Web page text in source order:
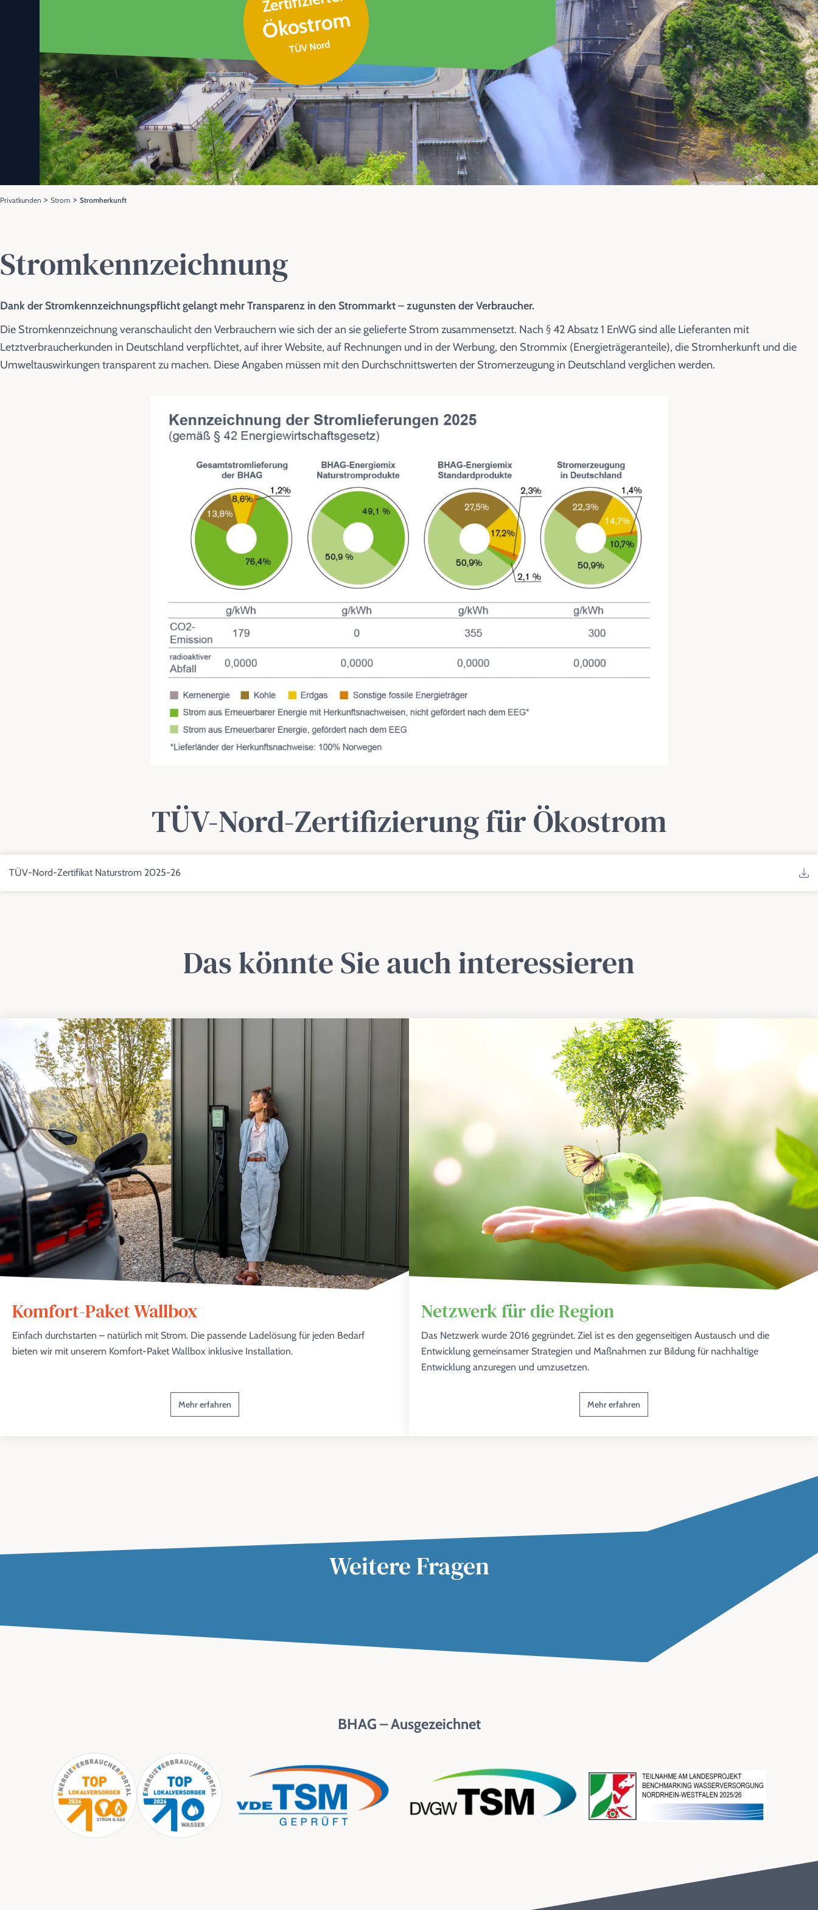
Ökostrom
TÜV Nord
Privatkunden > Strom > Stromherkunft
Stromkennzeichnung
Dank der Stromkennzeichnungspflicht gelangt mehr Transparenz in den Strommarkt – zugunsten der Verbraucher.
Die Stromkennzeichnung veranschaulicht den Verbrauchern wie sich der an sie gelieferte Strom zusammensetzt. Nach § 42 Absatz 1 EnWG sind alle Lieferanten mit
Letztverbraucherkunden in Deutschland verpflichtet, auf ihrer Website, auf Rechnungen und in der Werbung, den Strommix (Energieträgeranteile), die Stromherkunft und die
Umweltauswirkungen transparent zu machen. Diese Angaben müssen mit den Durchschnittswerten der Stromerzeugung in Deutschland verglichen werden.
TÜV-Nord-Zertifizierung für Ökostrom
TÜV-Nord-Zertifikat Naturstrom 2025-26
Das könnte Sie auch interessieren
Komfort-Paket Wallbox
Einfach durchstarten – natürlich mit Strom. Die passende Ladelösung für jeden Bedarf
bieten wir mit unserem Komfort-Paket Wallbox inklusive Installation.
Mehr erfahren
Netzwerk für die Region
Das Netzwerk wurde 2016 gegründet. Ziel ist es den gegenseitigen Austausch und die
Entwicklung gemeinsamer Strategien und Maßnahmen zur Bildung für nachhaltige
Entwicklung anzuregen und umzusetzen.
Mehr erfahren
Weitere Fragen
BHAG – Ausgezeichnet